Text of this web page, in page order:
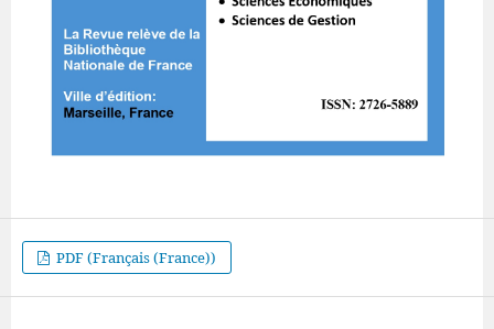
PDF (Français (France))